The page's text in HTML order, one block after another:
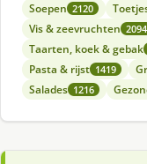
Soepen 2120
Vis & zeevruchten 2094
Taarten, koek & gebak
Pasta & rijst 1419
Salades 1216